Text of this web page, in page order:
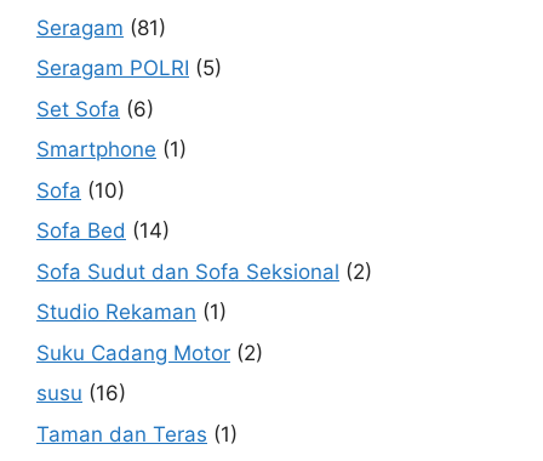
Seragam (81)
Seragam POLRI (5)
Set Sofa (6)
Smartphone (1)
Sofa (10)
Sofa Bed (14)
Sofa Sudut dan Sofa Seksional (2)
Studio Rekaman (1)
Suku Cadang Motor (2)
susu (16)
Taman dan Teras (1)